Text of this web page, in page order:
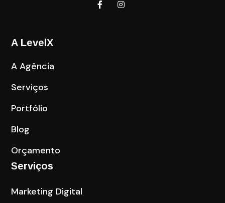
A LevelX
A Agência
Serviços
Portfólio
Blog
Orçamento
Serviços
Marketing Digital